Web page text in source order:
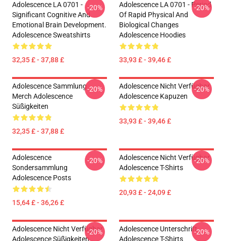
Adolescence LA 0701 -
Significant Cognitive And
Emotional Brain Development.
Adolescence Sweatshirts
32,35 £ - 37,88 £
-20%
Adolescence LA 0701 - Period
Of Rapid Physical And
Biological Changes
Adolescence Hoodies
33,93 £ - 39,46 £
-20%
Adolescence Sammlung
Merch Adolescence
Süßigkeiten
32,35 £ - 37,88 £
-20%
Adolescence Nicht Verfügbar
Adolescence Kapuzen
33,93 £ - 39,46 £
-20%
Adolescence
Sondersammlung
Adolescence Posts
15,64 £ - 36,26 £
-20%
Adolescence Nicht Verfügbar
Adolescence T-Shirts
20,93 £ - 24,09 £
-20%
Adolescence Nicht Verfügbar
Adolescence Süßigkeiten
-20%
Adolescence Unterschrift
Adolescence T-Shirts
-20%